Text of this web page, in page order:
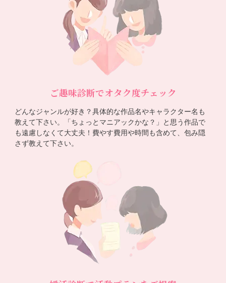
ご趣味診断でオタク度チェック
どんなジャンルが好き？具体的な作品名やキャラクター名も
教えて下さい。「ちょっとマニアックかな？」と思う作品で
も遠慮しなくて大丈夫！費やす費用や時間も含めて、包み隠
さず教えて下さい。